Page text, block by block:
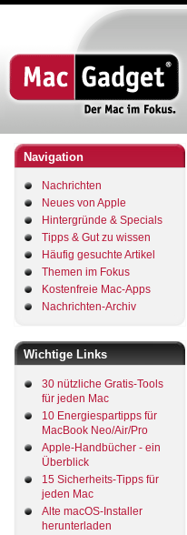
Navigation
Nachrichten
Neues von Apple
Hintergründe & Specials
Tipps & Gut zu wissen
Häufig gesuchte Artikel
Themen im Fokus
Kostenfreie Mac-Apps
Nachrichten-Archiv
Wichtige Links
30 nützliche Gratis-Tools
für jeden Mac
10 Energiespartipps für
MacBook Neo/Air/Pro
Apple-Handbücher - ein
Überblick
15 Sicherheits-Tipps für
jeden Mac
Alte macOS-Installer
herunterladen